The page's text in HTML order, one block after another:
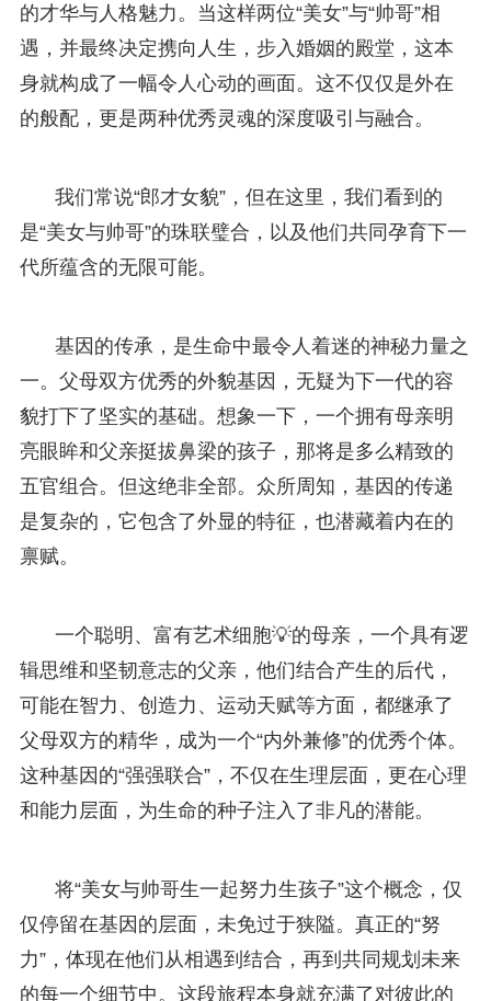
的才华与人格魅力。当这样两位“美女”与“帅哥”相
遇，并最终决定携向人生，步入婚姻的殿堂，这本
身就构成了一幅令人心动的画面。这不仅仅是外在
的般配，更是两种优秀灵魂的深度吸引与融合。
我们常说“郎才女貌”，但在这里，我们看到的
是“美女与帅哥”的珠联璧合，以及他们共同孕育下一
代所蕴含的无限可能。
基因的传承，是生命中最令人着迷的神秘力量之
一。父母双方优秀的外貌基因，无疑为下一代的容
貌打下了坚实的基础。想象一下，一个拥有母亲明
亮眼眸和父亲挺拔鼻梁的孩子，那将是多么精致的
五官组合。但这绝非全部。众所周知，基因的传递
是复杂的，它包含了外显的特征，也潜藏着内在的
禀赋。
一个聪明、富有艺术细胞💡的母亲，一个具有逻
辑思维和坚韧意志的父亲，他们结合产生的后代，
可能在智力、创造力、运动天赋等方面，都继承了
父母双方的精华，成为一个“内外兼修”的优秀个体。
这种基因的“强强联合”，不仅在生理层面，更在心理
和能力层面，为生命的种子注入了非凡的潜能。
将“美女与帅哥生一起努力生孩子”这个概念，仅
仅停留在基因的层面，未免过于狭隘。真正的“努
力”，体现在他们从相遇到结合，再到共同规划未来
的每一个细节中。这段旅程本身就充满了对彼此的